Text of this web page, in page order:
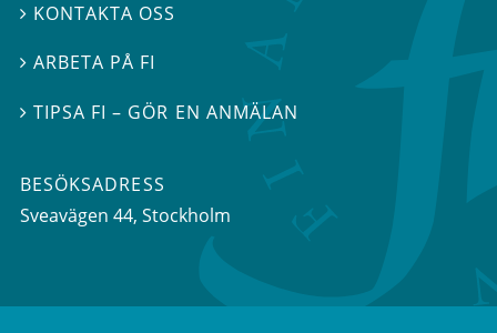
 KONTAKTA OSS
ARBETA PÅ FI
TIPSA FI – GÖR EN ANMÄLAN
BESÖKSADRESS
Sveavägen 44, Stockholm